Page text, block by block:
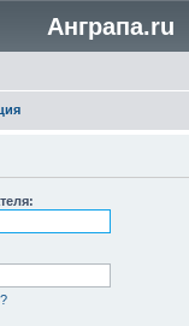
Анграпа.ru